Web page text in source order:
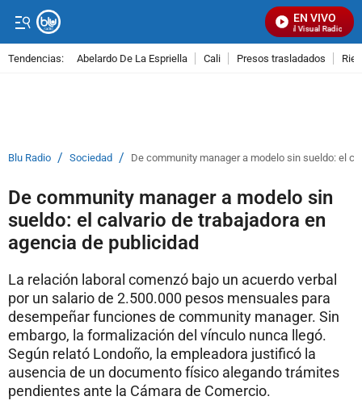
EN VIVO
Señal Visual Radio
Tendencias: Abelardo De La Espriella Cali Presos trasladados
Blu Radio / Sociedad / De community manager a modelo sin sueldo: el
De community manager a modelo sin
sueldo: el calvario de trabajadora en
agencia de publicidad
La relación laboral comenzó bajo un acuerdo verbal
por un salario de 2.500.000 pesos mensuales para
desempeñar funciones de community manager. Sin
embargo, la formalización del vínculo nunca llegó.
Según relató Londoño, la empleadora justificó la
ausencia de un documento físico alegando trámites
pendientes ante la Cámara de Comercio.